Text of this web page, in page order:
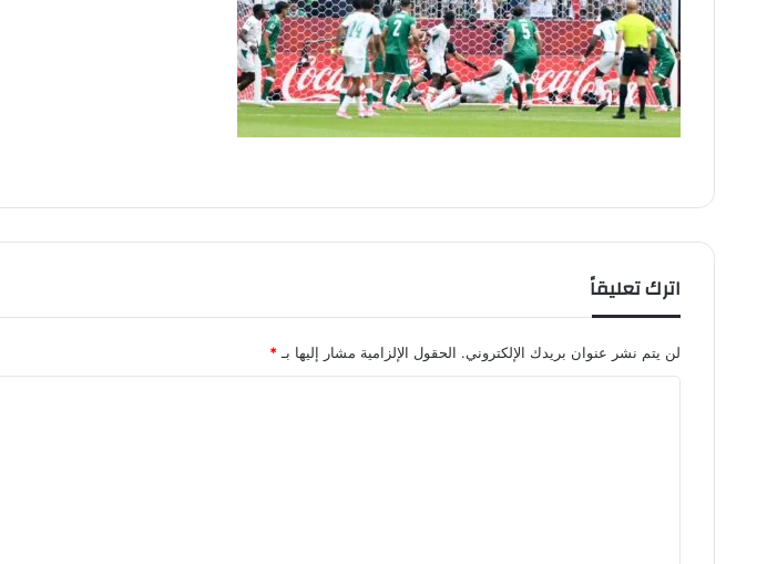
اترك تعليقاً
لن يتم نشر عنوان بريدك الإلكتروني. الحقول الإلزامية مشار إليها بـ *